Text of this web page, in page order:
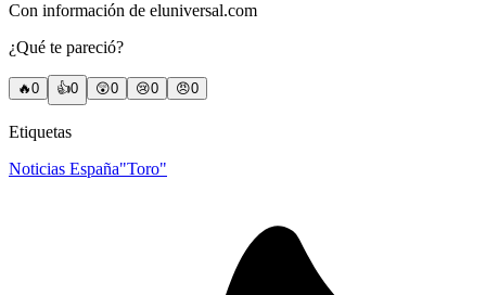
Con información de eluniversal.com
¿Qué te pareció?
🔥0 👍0 😲0 😢0 😠0
Etiquetas
Noticias España"Toro"